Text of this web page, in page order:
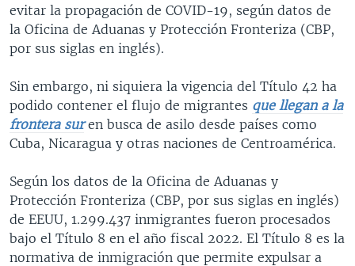
evitar la propagación de COVID-19, según datos de
la Oficina de Aduanas y Protección Fronteriza (CBP,
por sus siglas en inglés).
Sin embargo, ni siquiera la vigencia del Título 42 ha
podido contener el flujo de migrantes que llegan a la
frontera suren busca de asilo desde países como
Cuba, Nicaragua y otras naciones de Centroamérica.
Según los datos de la Oficina de Aduanas y
Protección Fronteriza (CBP, por sus siglas en inglés)
de EEUU, 1.299.437 inmigrantes fueron procesados
bajo el Título 8 en el año fiscal 2022. El Título 8 es la
normativa de inmigración que permite expulsar a